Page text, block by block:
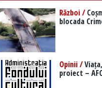
Război /
blocada
Opinii /
proiect –